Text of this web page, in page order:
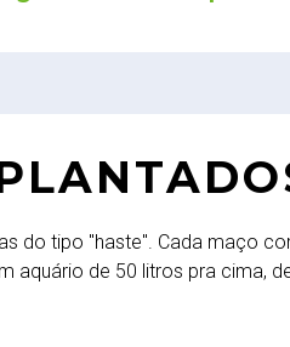
do tipo "haste". Cada maço
aquário de 50 litros pra cima,